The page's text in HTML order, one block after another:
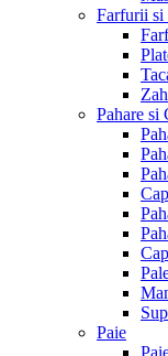
Farfurii si
Pahare si
Paie